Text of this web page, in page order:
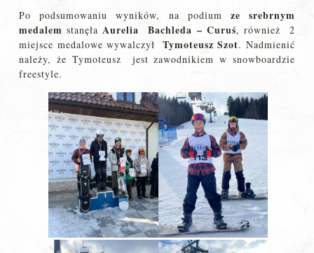
Po podsumowaniu wyników, na podium ze srebrnym
medalem stanęłaAurelia Bachleda – Curuś, również 2
miejsce medalowe wywalczyłTymoteusz Szot. Nadmienić
należy, że Tymoteusz jest zawodnikiem w snowboardzie
freestyle.